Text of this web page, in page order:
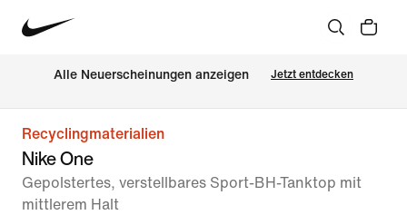
Alle Neuerscheinungen anzeigen Jetzt entdecken
Recyclingmaterialien
Nike One
Gepolstertes, verstellbares Sport-BH-Tanktop mit
mittlerem Halt